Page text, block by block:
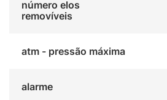
número elos
removíveis
atm - pressão máxima
alarme